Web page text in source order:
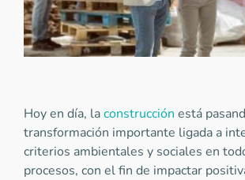
Hoy en día, laconstrucción está
transformación importante ligada a
criterios ambientales y sociales en
procesos, con el fin de impactar